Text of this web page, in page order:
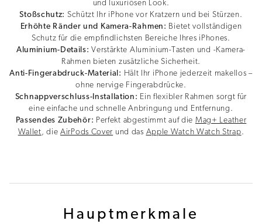
und luxuriösen Look.
Stoßschutz: Schützt Ihr iPhone vor Kratzern und bei Stürzen.
Erhöhte Ränder und Kamera-Rahmen: Bietet vollständigen
Schutz für die empfindlichsten Bereiche Ihres iPhones.
Aluminium-Details: Verstärkte Aluminium-Tasten und -Kamera-
Rahmen bieten zusätzliche Sicherheit.
Anti-Fingerabdruck-Material: Hält Ihr iPhone jederzeit makellos –
ohne nervige Fingerabdrücke.
Schnappverschluss-Installation: Ein flexibler Rahmen sorgt für
eine einfache und schnelle Anbringung und Entfernung.
Passendes Zubehör: Perfekt abgestimmt auf die Mag+ Leather
Wallet, dieAirPods Cover und das Apple Watch Watch Strap.
Hauptmerkmale